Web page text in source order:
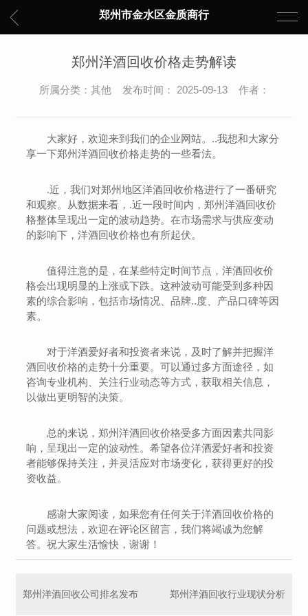
郑州市金水区金质商行
郑州洋酒回收价格走势解读
所属分类：其他 发布时间： 2025-09-13 作者：
大家好，欢迎来到我们的企业网站。..我想和大家分
享一下郑州洋酒回收价格走势的一些看法。
.近，我们对郑州地区洋酒回收价格进行了一番研究
和观察。从数据来看，.近一段时间内，郑州洋酒回收价
格整体呈现出一定的波动趋势。在市场需求与供应变动
的影响下，洋酒回收价格也有所起伏。
值得注意的是，在某些特定时间节点，洋酒回收价
格会出现明显的上涨或下跌。这种波动可能受到多种因
素的综合影响，包括市场情况、品牌..度、产品口碑等因
素。
对于洋酒爱好者和投资者来说，及时了解并把握洋
酒回收价格的走势十分重要。可以通过多方面途径，如
咨询专业机构、关注行业动态等方式，获取相关信息，
以做出更明智的决策。
总的来说，郑州洋酒回收价格受多方面因素共同影
响，呈现出一定的波动性。希望各位洋酒爱好者和投资
者能够保持关注，并灵活应对市场变化，获得更好的投
资收益。
感谢大家阅读，如果您有任何关于洋酒回收价格的
问题或想法，欢迎在评论区留言，我们将竭诚为您解
答。祝大家生活愉快，谢谢！
郑州洋酒回收公司排名发布 郑州洋酒回收行业现状分析